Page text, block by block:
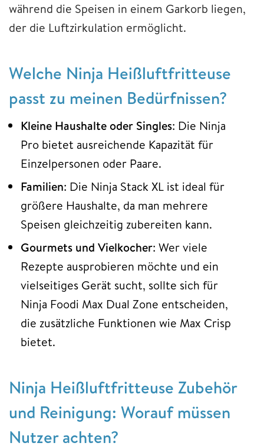
während die Speisen in einem Garkorb liegen,
der die Luftzirkulation ermöglicht.
Welche Ninja Heißluftfritteuse
passt zu meinen Bedürfnissen?
Kleine Haushalte oder Singles: Die Ninja
Pro bietet ausreichende Kapazität für
Einzelpersonen oder Paare.
Familien: Die Ninja Stack XL ist ideal für
größere Haushalte, da man mehrere
Speisen gleichzeitig zubereiten kann.
Gourmets und Vielkocher: Wer viele
Rezepte ausprobieren möchte und ein
vielseitiges Gerät sucht, sollte sich für
Ninja Foodi Max Dual Zone entscheiden,
die zusätzliche Funktionen wie Max Crisp
bietet.
Ninja Heißluftfritteuse Zubehör
und Reinigung: Worauf müssen
Nutzer achten?